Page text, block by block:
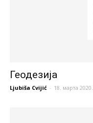
Геодезија
Ljubiša Cvijić - 18. марта 2020.